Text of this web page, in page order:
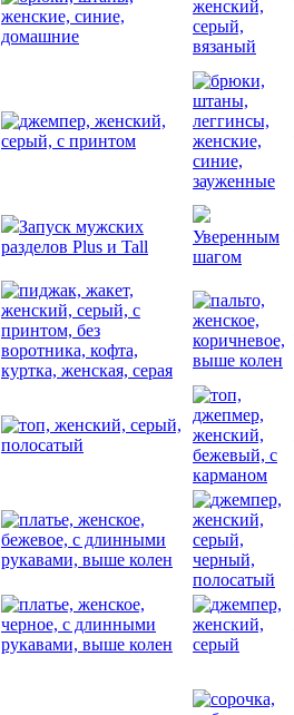
Запуск мужских
разделов Plus и Tall
Уверенным
шагом